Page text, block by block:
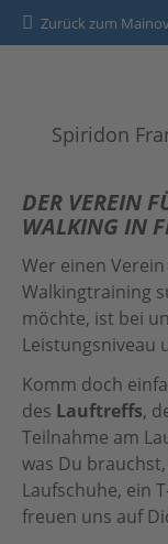
Zurück zum
Spiridon
HOME
Kontakt
Datenschutz
Impressum
DER VEREIN
WALKING IN
Wer einen
Walkingtraining
möchte, ist bei
Leistungsniveau
Komm doch
des Lauftreffs,
Teilnahme am
was Du
Laufschuhe, ein
freuen uns auf